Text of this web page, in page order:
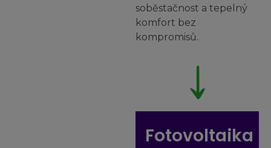
soběstačnost a tepelný
komfort bez
kompromisů.
Fotovoltaika